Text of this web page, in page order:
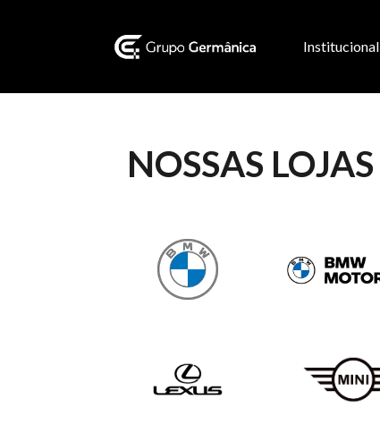
Institucional
NOSSAS LOJAS